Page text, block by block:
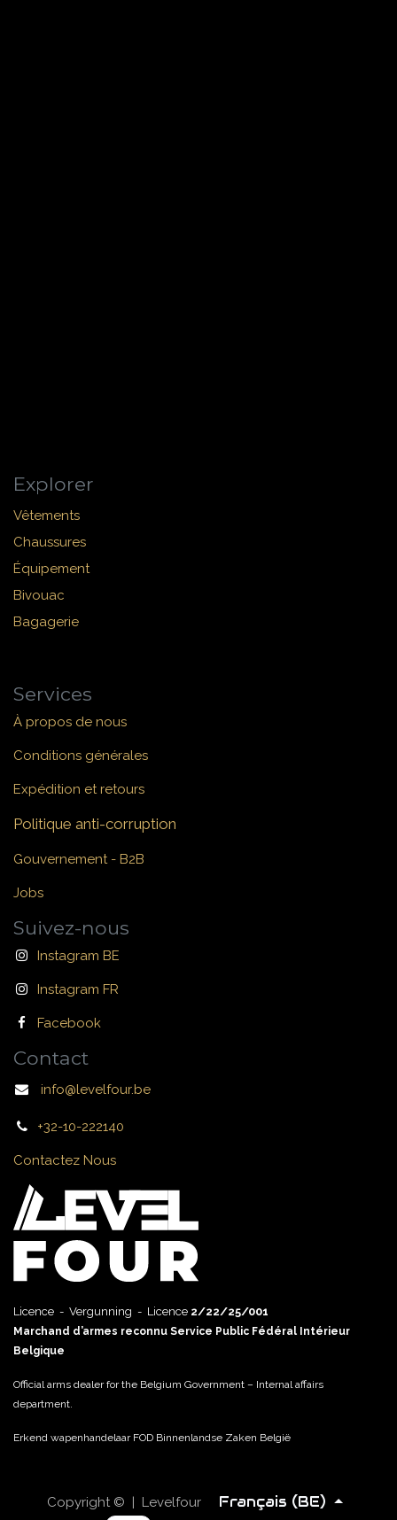
Explorer
Vêtements
Chaussures
Équipement
Bivouac
Bagagerie
Services
À propos de nous
Conditions générales
Expédition et retours
Politique anti-corruption
Gouvernement - B2B
Jobs
Suivez-nous
Instagram BE
Instagram FR
Facebook
Contact
info@levelfour.be
+32-10-222140
Contactez Nous
Licence - Vergunning - Licence 2/22/25/001
Marchand d’armes reconnu Service Public Fédéral Intérieur
Belgique
Official arms dealer for the Belgium Government – Internal affairs
department.
Erkend wapenhandelaar FOD Binnenlandse Zaken België
Copyright © | Levelfour Français (BE)